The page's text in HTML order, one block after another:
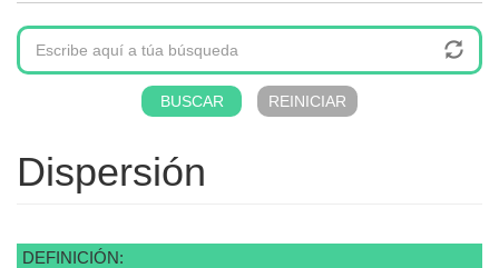
Dispersión
DEFINICIÓN: